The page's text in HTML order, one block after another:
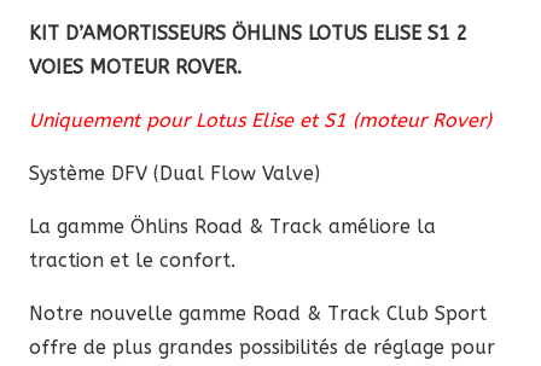
KIT D’AMORTISSEURS ÖHLINS LOTUS ELISE S1 2
VOIES MOTEUR ROVER.
Uniquement pour Lotus Elise et S1 (moteur Rover)
Système DFV (Dual Flow Valve)
La gamme Öhlins Road & Track améliore la
traction et le confort.
Notre nouvelle gamme Road & Track Club Sport
offre de plus grandes possibilités de réglage pour